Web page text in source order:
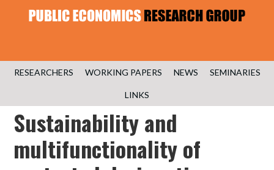
RESEARCHERS WORKING PAPERS NEWS SEMINARIES
LINKS
Sustainability and
multifunctionality of